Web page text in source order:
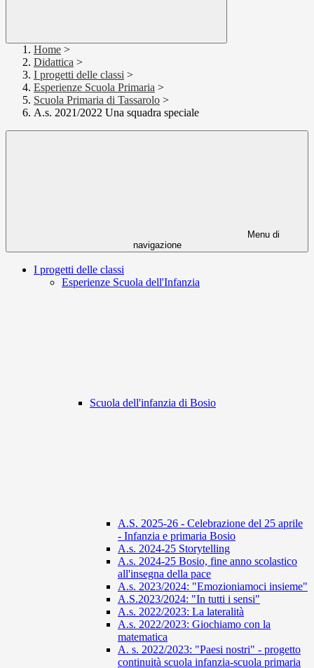
Home >
Didattica >
I progetti delle classi >
Esperienze Scuola Primaria >
Scuola Primaria di Tassarolo >
A.s. 2021/2022 Una squadra speciale
Menu di
navigazione
I progetti delle classi
Esperienze Scuola dell'Infanzia
Scuola dell'infanzia di Bosio
A.S. 2025-26 - Celebrazione del 25 aprile
- Infanzia e primaria Bosio
A.s. 2024-25 Storytelling
A.s. 2024-25 Bosio, fine anno scolastico
all'insegna della pace
A.s. 2023/2024: "Emozioniamoci insieme"
A.S.2023/2024: "In tutti i sensi"
A.s. 2022/2023: La lateralità
A.s. 2022/2023: Giochiamo con la
matematica
A. s. 2022/2023: "Paesi nostri" - progetto
continuità scuola infanzia-scuola primaria